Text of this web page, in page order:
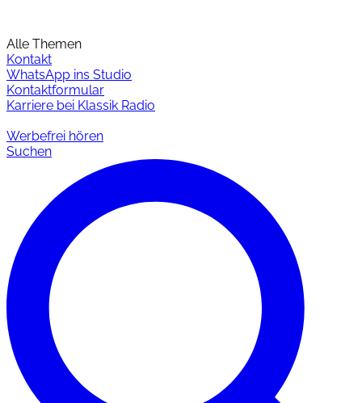
Alle Themen
Kontakt
WhatsApp ins Studio
Kontaktformular
Karriere bei Klassik Radio
Werbefrei hören
Suchen